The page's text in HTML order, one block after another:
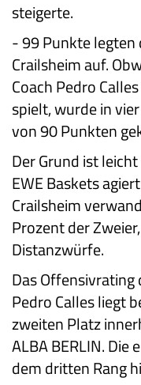
steigerte.
-99 Punkte legten
Crailsheim auf.
Coach Pedro
spielt, wurde in
von 90 Punkten
Der Grund ist
EWE Baskets
Crailsheim
Prozent der
Distanzwürfe.
Das Offensivrating
Pedro Calles liegt
zweiten Platz
ALBA BERLIN. Die
dem dritten Rang